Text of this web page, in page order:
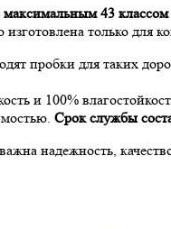
максимальным 43 классом
только
пробки для таких
и 100%
Срок службы
надежность,